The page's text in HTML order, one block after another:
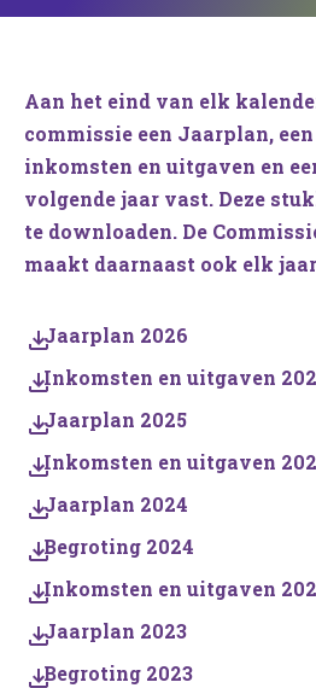
Aan het eind van elk
commissie een Jaarplan,
inkomsten en uitgaven en
volgende jaar vast. Deze
te downloaden. De
maakt daarnaast ook elk
Jaarplan 2026
Inkomsten en uitgaven
Jaarplan 2025
Inkomsten en uitgaven
Jaarplan 2024
Begroting 2024
Inkomsten en uitgaven
Jaarplan 2023
Begroting 2023